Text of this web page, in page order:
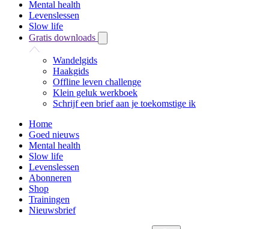
Mental health
Levenslessen
Slow life
Gratis downloads
Wandelgids
Haakgids
Offline leven challenge
Klein geluk werkboek
Schrijf een brief aan je toekomstige ik
Home
Goed nieuws
Mental health
Slow life
Levenslessen
Abonneren
Shop
Trainingen
Nieuwsbrief